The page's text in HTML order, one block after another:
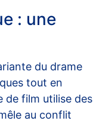
: une
du drame
tout en
de film utilise des
au conflit